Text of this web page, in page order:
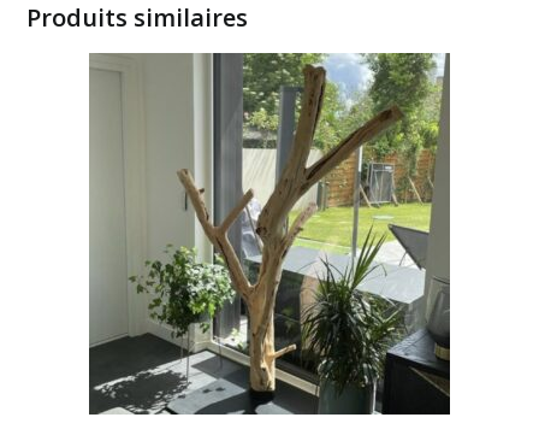
Produits similaires